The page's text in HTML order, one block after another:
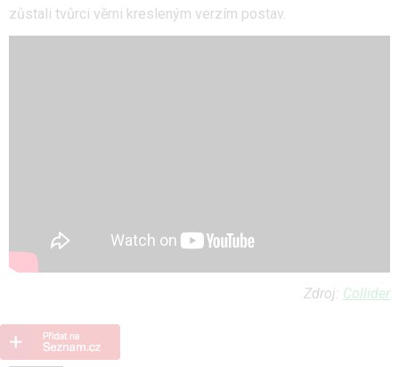
zůstali tvůrci věrni kresleným verzím postav.
Zdroj: Collider